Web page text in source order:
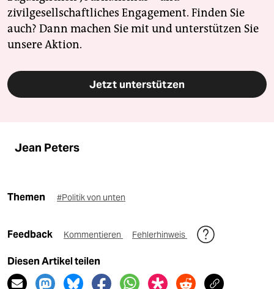
zivilgesellschaftliches Engagement. Finden Sie
auch? Dann machen Sie mit und unterstützen Sie
unsere Aktion.
Jetzt unterstützen
Jean Peters
Themen #Politik von unten
Feedback Kommentieren Fehlerhinweis
Diesen Artikel teilen